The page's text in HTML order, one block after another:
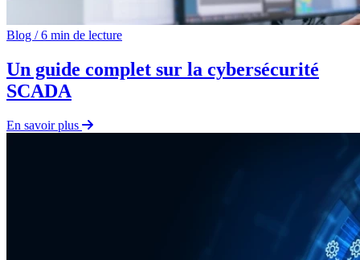
Blog /6 min de lecture
Un guide complet sur la cybersécurité
SCADA
En savoir plus